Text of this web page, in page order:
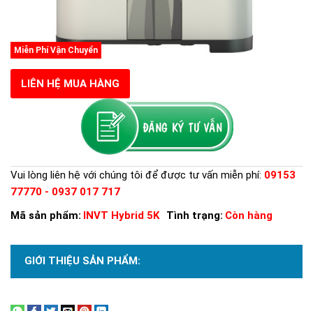
Miễn Phí Vận Chuyển
LIÊN HỆ MUA HÀNG
Vui lòng liên hệ với chúng tôi để được tư vấn miễn phí: 09153
77770 - 0937 017 717
Mã sản phẩm: INVT Hybrid 5K Tình trạng: Còn hàng
GIỚI THIỆU SẢN PHẨM:Xem thêm